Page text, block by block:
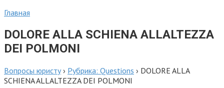
Главная
DOLORE ALLA SCHIENA ALLALTEZZA
DEI POLMONI
Вопросы юристу› Рубрика: Questions › DOLORE ALLA
SCHIENA ALLALTEZZA DEI POLMONI